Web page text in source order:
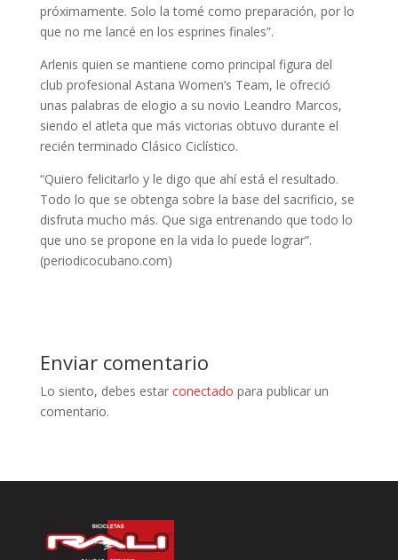
próximamente. Solo la tomé como preparación, por lo
que no me lancé en los esprines finales”.
Arlenis quien se mantiene como principal figura del
club profesional Astana Women’s Team, le ofreció
unas palabras de elogio a su novio Leandro Marcos,
siendo el atleta que más victorias obtuvo durante el
recién terminado Clásico Ciclístico.
“Quiero felicitarlo y le digo que ahí está el resultado.
Todo lo que se obtenga sobre la base del sacrificio, se
disfruta mucho más. Que siga entrenando que todo lo
que uno se propone en la vida lo puede lograr”.
(periodicocubano.com)
Enviar comentario
Lo siento, debes estar conectado para publicar un
comentario.